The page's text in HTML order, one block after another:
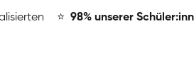
⭐ 98% unserer